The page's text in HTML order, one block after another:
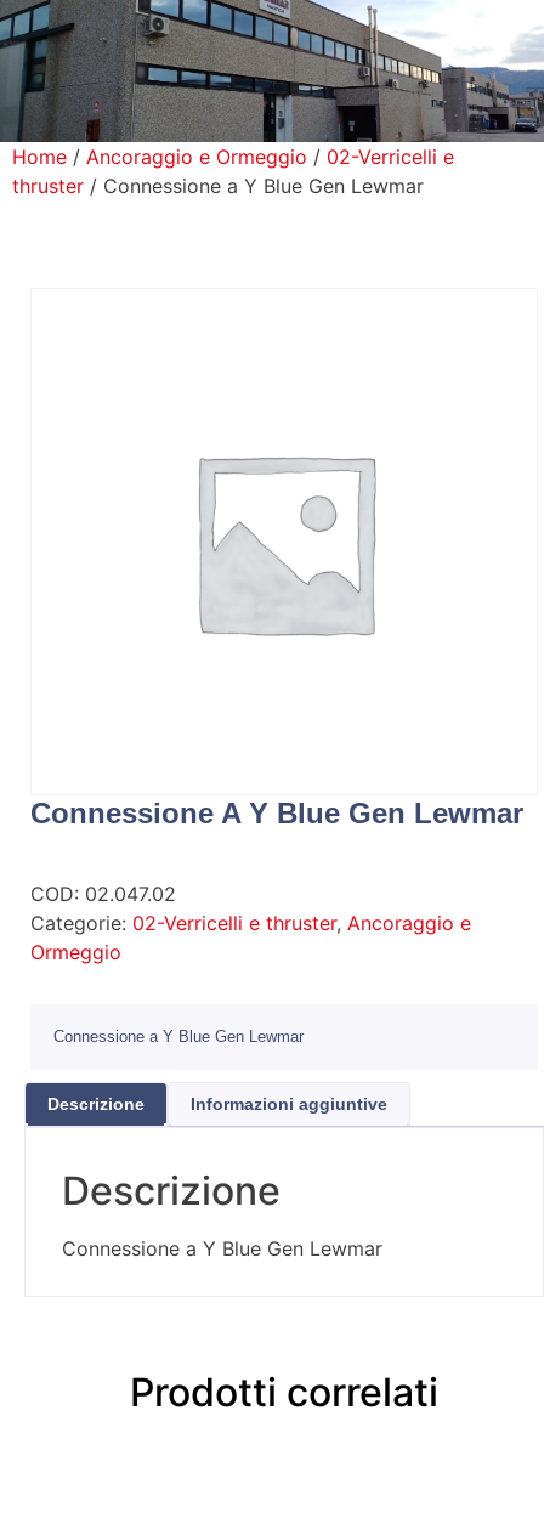
Prodotti
Home / Ancoraggio e Ormeggio / 02-Verricelli e
thruster / Connessione a Y Blue Gen Lewmar
Connessione A Y Blue Gen Lewmar
COD: 02.047.02
Categorie: 02-Verricelli e thruster, Ancoraggio e
Ormeggio
Connessione a Y Blue Gen Lewmar
Descrizione Informazioni aggiuntive
Descrizione
Connessione a Y Blue Gen Lewmar
Prodotti correlati